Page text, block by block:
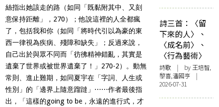
絲指出她該走的路（如同「既黏附其中、又刻
意保持距離」，270）；他說這裡的人全都瘋
了，包括我和你（如同「將時代引以為豪的東
西一律視為疾病、殘障和缺失」；反過來說，
自己出於與眾不同而「彷彿精神錯亂，其實是
遺棄了世界或被世界遺棄了！」270-2）。動無
常則、進止難期，如同夏宇在「字詞、人生或
性別」的「邊界上隨意蹓躂」⋯⋯作者最後指
出，「這樣的going to be，永遠的進行式，才
詩三首：〈留
下來的人〉、
〈成名前〉、
〈行為藝術〉
詩歌 | by 王培智,
黎喜,潘國亨 |
2026-07-31